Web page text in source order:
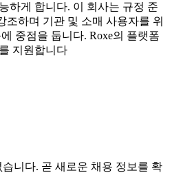
하게 합니다. 이 회사는 규정 준
조하며 기관 및 소매 사용자를 위
중점을 둡니다. Roxe의 플랫폼
지원합니다
니다. 곧 새로운 채용 정보를 확